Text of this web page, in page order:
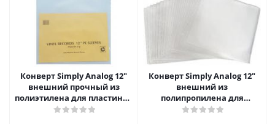
Конверт Simply Analog 12"
внешний прочный из
полиэтилена для пластинок
(25шт)
Конверт Simply Analog 12"
внешний из
полипропилена для
пластинок (25шт)